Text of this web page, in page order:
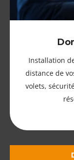
Installation
distance de
volets,